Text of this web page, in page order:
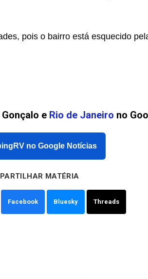
pois o bairro está esquecido
Gonçalo e Rio de Janeiro no
no Google Notícias
MATÉRIA
Facebook Bluesky Threads